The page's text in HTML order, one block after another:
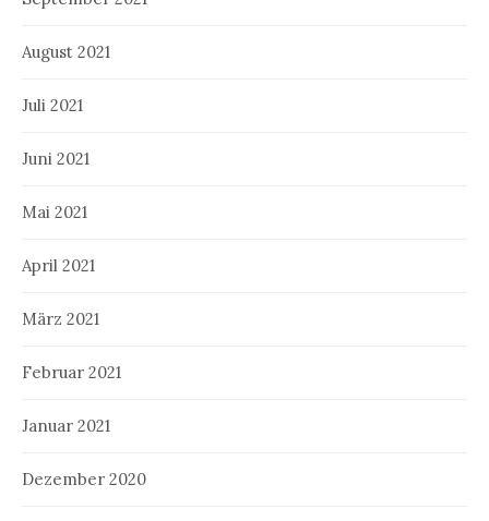
August 2021
Juli 2021
Juni 2021
Mai 2021
April 2021
März 2021
Februar 2021
Januar 2021
Dezember 2020